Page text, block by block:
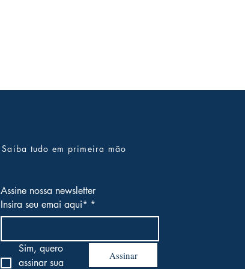
Saiba tudo em primeira mão
Assine nossa newsletter
Insira seu emai aqui* *
Sim, quero
assinar sua
Assinar